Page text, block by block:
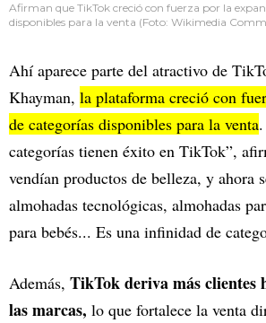
Afirman que TikTok creció con fuerza por la
disponibles para la venta (Foto: Wikimedia
Ahí aparece parte del atractivo de
Khayman, la plataforma creció con
de categorías disponibles para la venta
categorías tienen éxito en TikTok”,
vendían productos de belleza, y ahora
almohadas tecnológicas, almohadas
para bebés... Es una infinidad de
Además, TikTok deriva más clientes
las marcas, lo que fortalece la venta